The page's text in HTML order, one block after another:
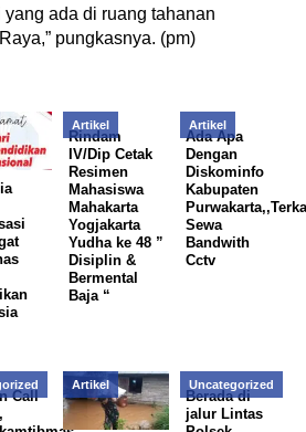
ada di ruang tahanan
pungkasnya. (pm)
Artikel
Rindam
IV/Dip Cetak
Resimen
Mahasiswa
Mahakarta
Yogjakarta
Yudha ke 48 ”
Disiplin &
Bermental
Baja “
Artikel
Ada Apa
Dengan
Diskominfo
Kabupaten
Sewa
Bandwith
Cctv
Call
Artikel Uncategorized
Berada di
jalur Lintas